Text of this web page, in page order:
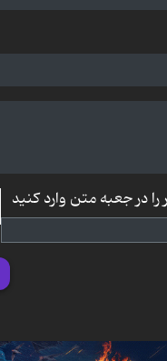
در جعبه متن وارد کنید